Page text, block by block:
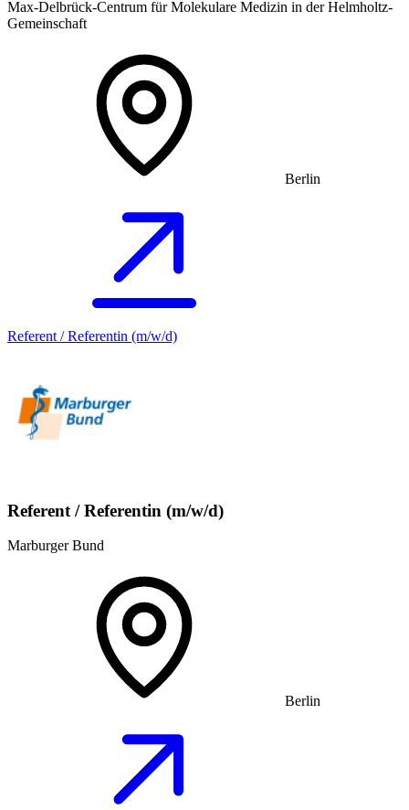
Max-Delbrück-Centrum für Molekulare Medizin in der Helmholtz-
Gemeinschaft
Berlin
Referent / Referentin (m/w/d)
Referent / Referentin (m/w/d)
Marburger Bund
Berlin